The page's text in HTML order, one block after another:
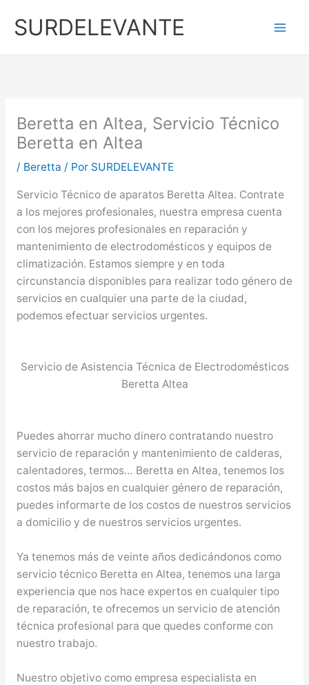
SURDELEVANTE
Beretta en Altea, Servicio Técnico
Beretta en Altea
/ Beretta / Por SURDELEVANTE
Servicio Técnico de aparatos Beretta Altea. Contrate
a los mejores profesionales, nuestra empresa cuenta
con los mejores profesionales en reparación y
mantenimiento de electrodomésticos y equipos de
climatización. Estamos siempre y en toda
circunstancia disponibles para realizar todo género de
servicios en cualquier una parte de la ciudad,
podemos efectuar servicios urgentes.
Servicio de Asistencia Técnica de Electrodomésticos
Beretta Altea
Puedes ahorrar mucho dinero contratando nuestro
servicio de reparación y mantenimiento de calderas,
calentadores, termos… Beretta en Altea, tenemos los
costos más bajos en cualquier género de reparación,
puedes informarte de los costos de nuestros servicios
a domicilio y de nuestros servicios urgentes.
Ya tenemos más de veinte años dedicándonos como
servicio técnico Beretta en Altea, tenemos una larga
experiencia que nos hace expertos en cualquier tipo
de reparación, te ofrecemos un servicio de atención
técnica profesional para que quedes conforme con
nuestro trabajo.
Nuestro objetivo como empresa especialista en